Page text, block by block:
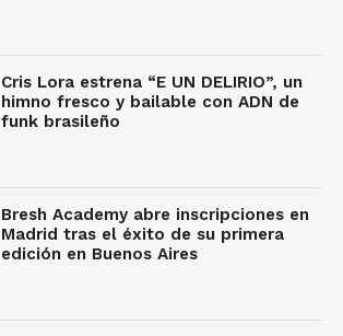
Cris Lora estrena “E UN DELIRIO”, un
himno fresco y bailable con ADN de
funk brasileño
Bresh Academy abre inscripciones en
Madrid tras el éxito de su primera
edición en Buenos Aires